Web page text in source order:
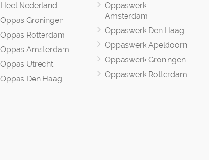
Heel Nederland
Oppas Groningen
Oppas Rotterdam
Oppas Amsterdam
Oppas Utrecht
Oppas Den Haag
Oppaswerk
Amsterdam
Oppaswerk Den Haag
Oppaswerk Apeldoorn
Oppaswerk Groningen
Oppaswerk Rotterdam